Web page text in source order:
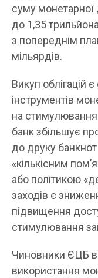
суму монетарної
до 1,35
з попереднім
мільярдів.
Викуп облігацій
інструментів
на стимулювання
банк збільшує
до друку
«кількісним
або політикою
заходів є
підвищення
стимулювання
Чиновники ЄЦБ
використання